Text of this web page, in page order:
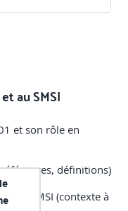
au SMSI
et son rôle en
définitions)
du SMSI (contexte à